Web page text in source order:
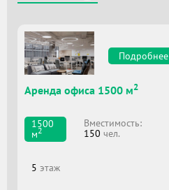
Подробнее
Аренда офиса 1500 м2
1500
м2
Вместимоcть:
150 чел.
5 этаж